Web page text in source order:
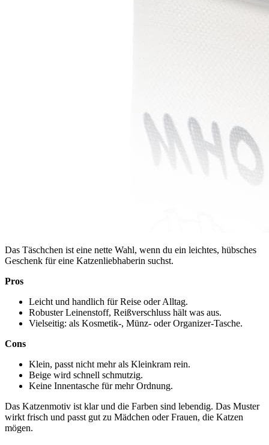
Das Täschchen ist eine nette Wahl, wenn du ein leichtes, hübsches
Geschenk für eine Katzenliebhaberin suchst.
Pros
Leicht und handlich für Reise oder Alltag.
Robuster Leinenstoff, Reißverschluss hält was aus.
Vielseitig: als Kosmetik-, Münz- oder Organizer-Tasche.
Cons
Klein, passt nicht mehr als Kleinkram rein.
Beige wird schnell schmutzig.
Keine Innentasche für mehr Ordnung.
Das Katzenmotiv ist klar und die Farben sind lebendig. Das Muster
wirkt frisch und passt gut zu Mädchen oder Frauen, die Katzen
mögen.